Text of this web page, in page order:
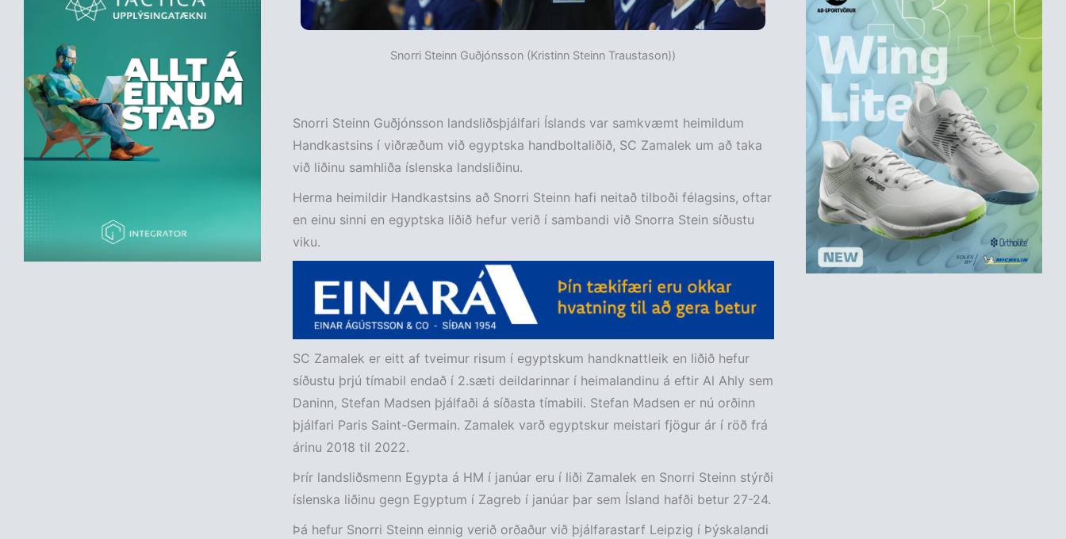
Snorri Steinn Guðjónsson (Kristinn Steinn Traustason))
Snorri Steinn Guðjónsson landsliðsþjálfari Íslands var samkvæmt heimildum
Handkastsins í viðræðum við egyptska handboltaliðið, SC Zamalek um að taka
við liðinu samhliða íslenska landsliðinu.
Herma heimildir Handkastsins að Snorri Steinn hafi neitað tilboði félagsins, oftar
en einu sinni en egyptska liðið hefur verið í sambandi við Snorra Stein síðustu
viku.
SC Zamalek er eitt af tveimur risum í egyptskum handknattleik en liðið hefur
síðustu þrjú tímabil endað í 2.sæti deildarinnar í heimalandinu á eftir Al Ahly sem
Daninn, Stefan Madsen þjálfaði á síðasta tímabili. Stefan Madsen er nú orðinn
þjálfari Paris Saint-Germain. Zamalek varð egyptskur meistari fjögur ár í röð frá
árinu 2018 til 2022.
Þrír landsliðsmenn Egypta á HM í janúar eru í liði Zamalek en Snorri Steinn stýrði
íslenska liðinu gegn Egyptum í Zagreb í janúar þar sem Ísland hafði betur 27-24.
Þá hefur Snorri Steinn einnig verið orðaður við þjálfarastarf Leipzig í Þýskalandi